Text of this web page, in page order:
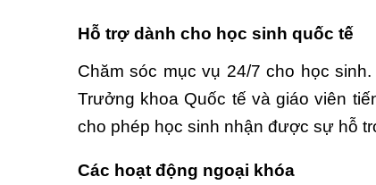
Hỗ trợ dành cho học sinh quốc tế
Chăm sóc mục vụ 24/7 cho học
Trưởng khoa Quốc tế và giáo viên
cho phép học sinh nhận được sự hỗ
Các hoạt động ngoại khóa